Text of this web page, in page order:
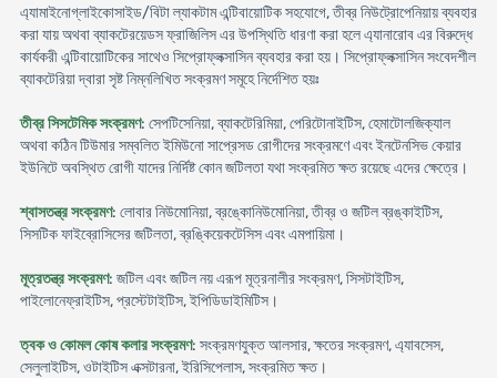
এ্যামাইনোগ্লাইকোসাইড/বিটা ল্যাকটাম এন্টিবায়োটিক সহযোগে, তীব্র নিউট্রোপেনিয়ায় ব্যবহার
করা যায় অথবা ব্যাকটেরয়েডস ফ্রাজিলিস এর উপস্থিতি ধারণা করা হলে এ্যানারোব এর বিরুদ্ধে
কার্যকরী এন্টিবায়োটিকের সাথেও সিপ্রোফ্লক্সাসিন ব্যবহার করা হয়। সিপ্রোফ্লক্সাসিন সংবেদশীল
ব্যাকটেরিয়া দ্বারা সৃষ্ট নিম্নলিখিত সংক্রমণ সমূহে নির্দেশিত হয়ঃ
তীব্র সিসটেমিক সংক্রমণ: সেপটিসেনিয়া, ব্যাকটেরিমিয়া, পেরিটোনাইটিস, হেমাটোলজিক্যাল
অথবা কঠিন টিউমার সম্বলিত ইমিউনো সাপ্রেসড রোগীদের সংক্রমণে এবং ইনটেনসিভ কেয়ার
ইউনিটে অবস্থিত রোগী যাদের নির্দিষ্ট কোন জটিলতা যথা সংক্রমিত ক্ষত রয়েছে এদের ক্ষেত্রে।
শ্বাসতন্ত্র সংক্রমণ: লোবার নিউমোনিয়া, ব্রঙ্কোনিউমোনিয়া, তীব্র ও জটিল ব্রঙ্কাইটিস,
সিসটিক ফাইব্রোসিসের জটিলতা, ব্রঙ্কিয়েকটেসিস এবং এমপায়িমা।
মূত্রতন্ত্র সংক্রমণ: জটিল এবং জটিল নয় এরূপ মূত্রনালীর সংক্রমণ, সিসটাইটিস,
পাইলোনেফ্রাইটিস, প্রস্টেটাইটিস, ইপিডিডাইমিটিস।
ত্বক ও কোমল কোষ কলার সংক্রমণ: সংক্রমণযুক্ত আলসার, ক্ষতের সংক্রমণ, এ্যাবসেস,
সেলুলাইটিস, ওটাইটিস এক্সটারনা, ইরিসিপেলাস, সংক্রমিত ক্ষত।